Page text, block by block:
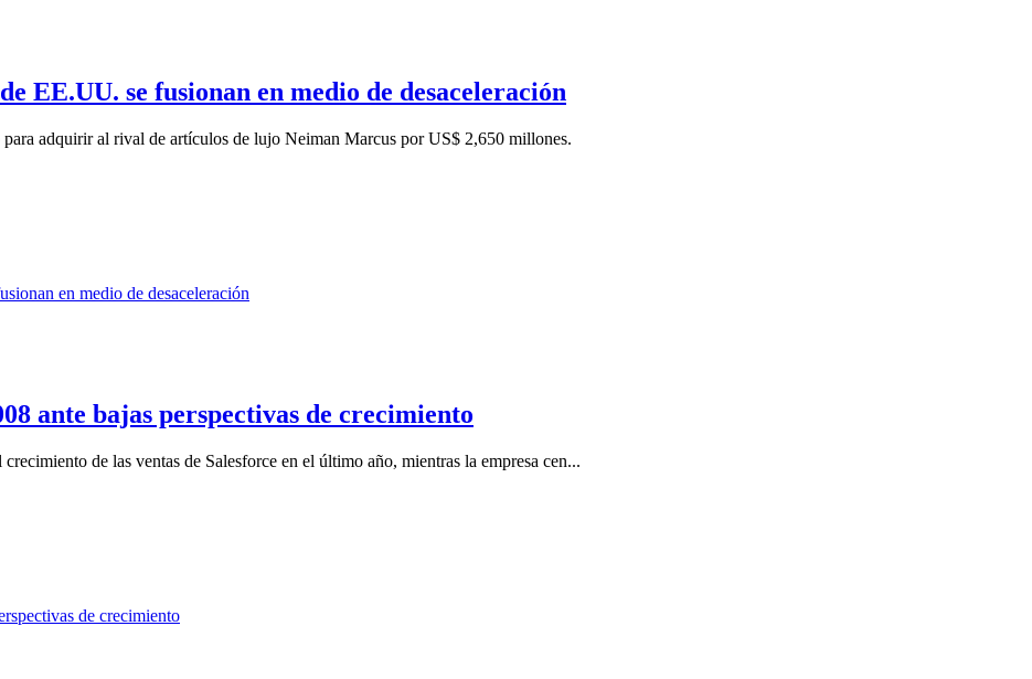
EE.UU. se fusionan en medio de desaceleración
adquirir al rival de artículos de lujo Neiman Marcus por US$ 2,650 millones.
ante bajas perspectivas de crecimiento
de las ventas de Salesforce en el último año, mientras la empresa cen...